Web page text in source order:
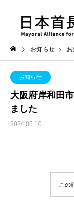
お知らせ
お知らせ
大阪府岸和田
ました
2024.05.10
この